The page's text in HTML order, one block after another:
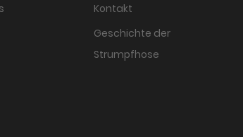
Kontakt
Geschichte der
Strumpfhose